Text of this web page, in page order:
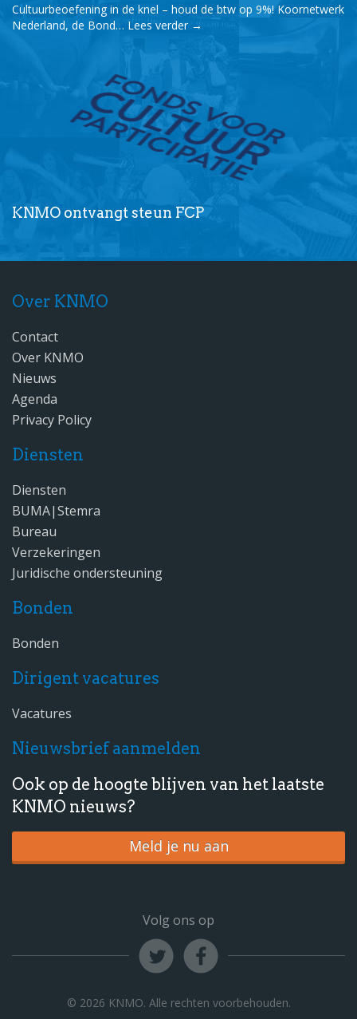
Cultuurbeoefening in de knel – houd de btw op 9%! Koornetwerk
Nederland, de Bond… Lees verder →
KNMO ontvangt steun FCP
Over KNMO
Contact
Over KNMO
Nieuws
Agenda
Privacy Policy
Diensten
Diensten
BUMA|Stemra
Bureau
Verzekeringen
Juridische ondersteuning
Bonden
Bonden
Dirigent vacatures
Vacatures
Nieuwsbrief aanmelden
Ook op de hoogte blijven van het laatste
KNMO nieuws?
Meld je nu aan
Volg ons op
© 2026 KNMO. Alle rechten voorbehouden.